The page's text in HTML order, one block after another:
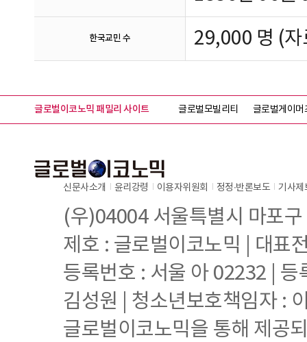
한국교민 수 29,000 명 (자
글로벌이코노믹 패밀리 사이트 글로벌모빌리티 글로벌게이머
신문사소개 윤리강령 이용자위원회 정정∙반론보도 기사제
(우)04004 서울특별시 마포
제호 : 글로벌이코노믹 | 대표
등록번호 : 서울 아 02232 | 등
김성원 | 청소년보호책임자 :
글로벌이코노믹을 통해 제공